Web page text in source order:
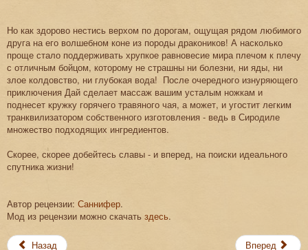
Но как здорово нестись верхом по дорогам, ощущая рядом любимого
друга на его волшебном коне из породы дракоников! А насколько
проще стало поддерживать хрупкое равновесие мира плечом к плечу
с отличным бойцом, которому не страшны ни болезни, ни яды, ни
злое колдовство, ни глубокая вода! После очередного изнуряющего
приключения Дай сделает массаж вашим усталым ножкам и
поднесет кружку горячего травяного чая, а может, и угостит легким
транквилизатором собственного изготовления - ведь в Сиродиле
множество подходящих ингредиентов.
Скорее, скорее добейтесь славы - и вперед, на поиски идеального
спутника жизни!
Автор рецензии: Саннифер.
Мод из рецензии можно скачать здесь.
Назад Вперед